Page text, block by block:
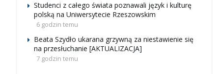
Studenci z całego świata poznawali język i kulturę
polską na Uniwersytecie Rzeszowskim
6 godzin temu
Beata Szydło ukarana grzywną za niestawienie się
na przesłuchanie [AKTUALIZACJA]
7 godzin temu